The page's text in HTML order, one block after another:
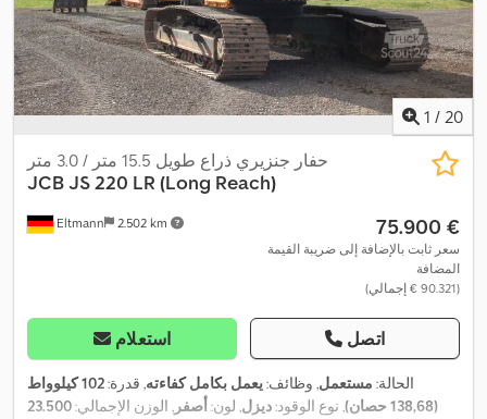
1 / 20
Eltmann 2.502 km
حفار جنزيري ذراع طويل 15.5 متر / 3.0 متر
JCBJS 220 LR (Long Reach)
‏75.900 €
سعر ثابت بالإضافة إلى ضريبة القيمة
المضافة
(‏90.321 € إجمالي)
استعلام اتصل
الحالة: مستعمل, وظائف:يعمل بكامل كفاءته, قدرة:
102 كيلوواط
(138,68 حصان)
, نوع الوقود:ديزل, لون: أصفر , الوزن الإجمالي:23.500